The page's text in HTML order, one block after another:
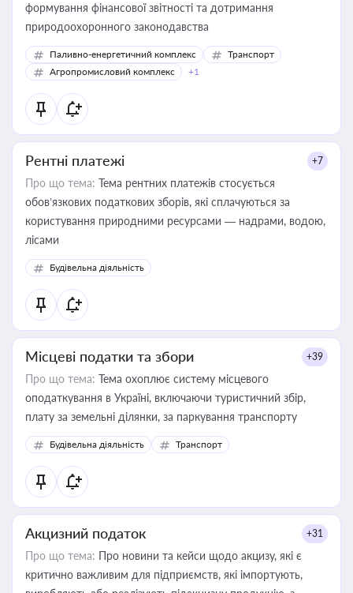
формування фінансової звітності та дотримання
природоохоронного законодавства
Паливно-енергетичний комплекс
Транспорт
Агропромисловий комплекс
+1
Рентні платежі +7
Про що тема: Тема рентних платежів стосується
обов’язкових податкових зборів, які сплачуються за
користування природними ресурсами — надрами, водою,
лісами
Будівельна діяльність
Місцеві податки та збори +39
Про що тема: Тема охоплює систему місцевого
оподаткування в Україні, включаючи туристичний збір,
плату за земельні ділянки, за паркування транспорту
Будівельна діяльність Транспорт
Акцизний податок +31
Про що тема: Про новини та кейси щодо акцизу, які є
критично важливим для підприємств, які імпортують,